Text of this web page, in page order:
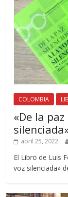
COLOMBIA
«De la
abril 25, 2022
El Libro de Luis
voz silenciada»